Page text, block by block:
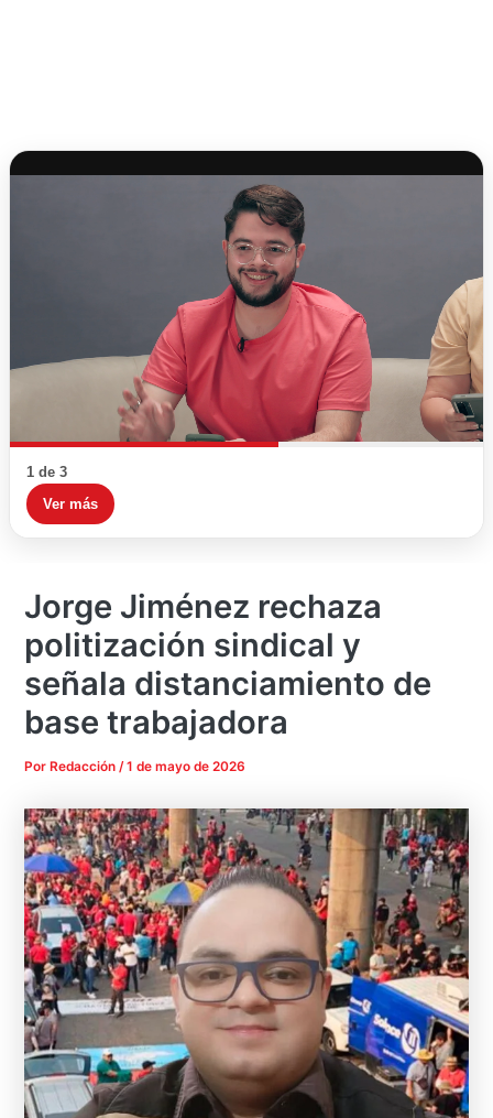
1 de 3
Ver más
Jorge Jiménez rechaza
politización sindical y
señala distanciamiento de
base trabajadora
Por Redacción/1 de mayo de 2026